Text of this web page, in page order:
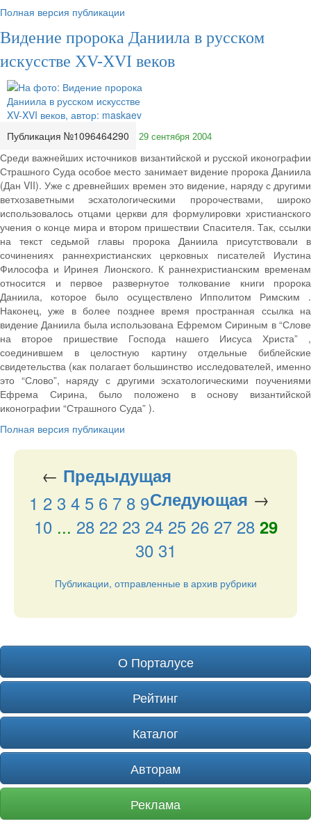
Полная версия публикации
Видение пророка Даниила в русском
искусстве XV-XVI веков
Публикация №1096464290 29 сентября 2004
Среди важнейших источников византийской и русской иконографии
Страшного Суда особое место занимает видение пророка Даниила
(Дан VII). Уже с древнейших времен это видение, наряду с другими
ветхозаветными эсхатологическими пророчествами, широко
использовалось отцами церкви для формулировки христианского
учения о конце мира и втором пришествии Спасителя. Так, ссылки
на текст седьмой главы пророка Даниила присутствовали в
сочинениях раннехристианских церковных писателей Иустина
Философа и Иринея Лионского. К раннехристианским временам
относится и первое развернутое толкование книги пророка
Даниила, которое было осуществлено Ипполитом Римским .
Наконец, уже в более позднее время пространная ссылка на
видение Даниила была использована Ефремом Сириным в “Слове
на второе пришествие Господа нашего Иисуса Христа” ,
соединившем в целостную картину отдельные библейские
свидетельства (как полагает большинство исследователей, именно
это “Слово”, наряду с другими эсхатологическими поучениями
Ефрема Сирина, было положено в основу византийской
иконографии “Страшного Суда” ).
Полная версия публикации
← Предыдущая
Следующая →
1 2 3 4 5 6 7 8 9
10... 28 22 23 24 25 26 27 28 29
30 31
Публикации, отправленные в архив рубрики
О Порталусе
Рейтинг
Каталог
Авторам
Реклама